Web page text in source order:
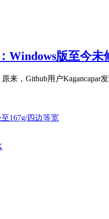
Windows版至今未
来，Github用户
167g/四边等宽